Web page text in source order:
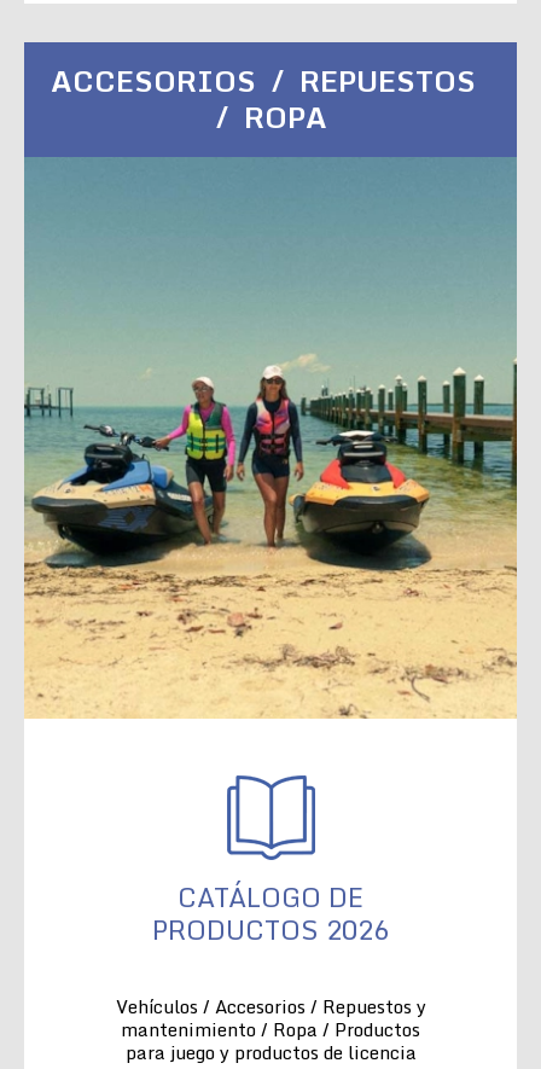
ACCESORIOS / REPUESTOS
/ ROPA
CATÁLOGO DE
PRODUCTOS 2026
Vehículos / Accesorios / Repuestos y
mantenimiento / Ropa / Productos
para juego y productos de licencia